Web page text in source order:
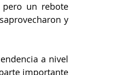
un rebote
y
a nivel
importante